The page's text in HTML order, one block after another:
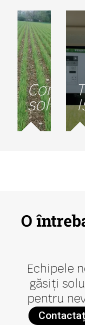
O
Echipele
găsiți
pentru